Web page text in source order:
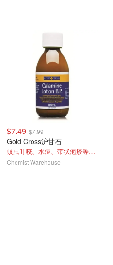
$7.49 $7.99
Gold Cross沪甘石
蚊虫叮咬、水痘、带状疱疹等都能用
Chemist Warehouse